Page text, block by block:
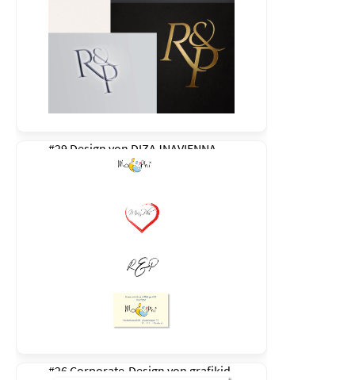
#29 Design von DIZAJNAVIENNA
#26 Corporate-Design von grafikid